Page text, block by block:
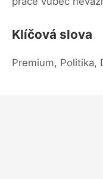
Klíčová slova
Premium, Politika,